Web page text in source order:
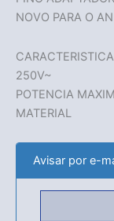
NOVO PARA O
250V~
POTENCIA
MATERIAL
Avisar por e-